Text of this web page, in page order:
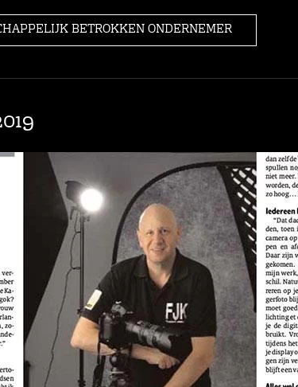
BETROKKEN ONDERNEMER